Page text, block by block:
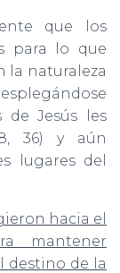
que los
para lo que
la naturaleza
de Jesús les
36) y aún
lugares del
hacia el
mantener
destino de la